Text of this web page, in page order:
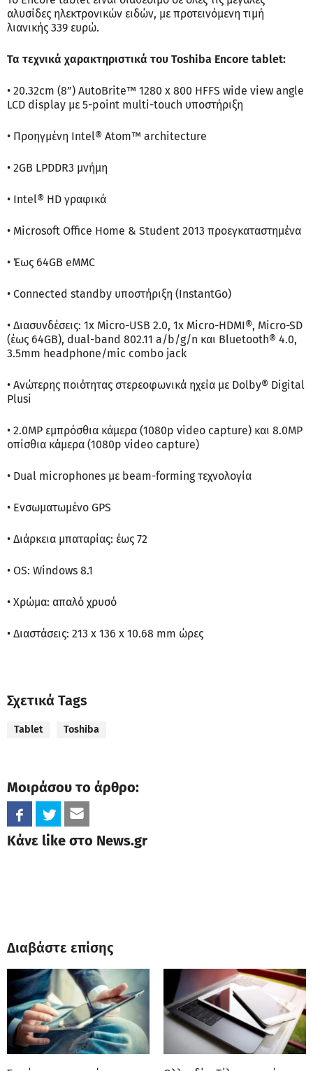
αλυσίδες ηλεκτρονικών ειδών, με προτεινόμενη τιμή
λιανικής 339 ευρώ.
Τα τεχνικά χαρακτηριστικά του Toshiba Encore tablet:
• 20.32cm (8”) AutoBrite™ 1280 x 800 HFFS wide view angle
LCD display με 5-point multi-touch υποστήριξη
• Προηγμένη Intel® Atom™ architecture
• 2GB LPDDR3 μνήμη
• Intel® HD γραφικά
• Microsoft Office Home & Student 2013 προεγκαταστημένα
• Έως 64GB eMMC
• Connected standby υποστήριξη (InstantGo)
• Διασυνδέσεις: 1x Micro-USB 2.0, 1x Micro-HDMI®, Micro-SD
(έως 64GB), dual-band 802.11 a/b/g/n και Bluetooth® 4.0,
3.5mm headphone/mic combo jack
• Ανώτερης ποιότητας στερεοφωνικά ηχεία με Dolby® Digital
Plusi
• 2.0MP εμπρόσθια κάμερα (1080p video capture) και 8.0MP
οπίσθια κάμερα (1080p video capture)
• Dual microphones με beam-forming τεχνολογία
• Ενσωματωμένο GPS
• Διάρκεια μπαταρίας: έως 72
• OS: Windows 8.1
• Χρώμα: απαλό χρυσό
• Διαστάσεις: 213 x 136 x 10.68 mm ώρες
Σχετικά Tags
Tablet Toshiba
Μοιράσου το άρθρο:
Κάνε like στο News.gr
Διαβάστε επίσης